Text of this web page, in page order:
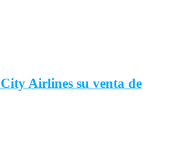
Airlines su venta de